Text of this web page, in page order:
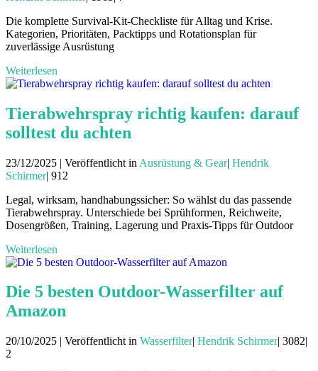
Die komplette Survival-Kit-Checkliste für Alltag und Krise.
Kategorien, Prioritäten, Packtipps und Rotationsplan für
zuverlässige Ausrüstung
Weiterlesen
Tierabwehrspray richtig kaufen: darauf
solltest du achten
23/12/2025 | Veröffentlicht in Ausrüstung & Gear| Hendrik
Schirmer| 912
Legal, wirksam, handhabungssicher: So wählst du das passende
Tierabwehrspray. Unterschiede bei Sprühformen, Reichweite,
Dosengrößen, Training, Lagerung und Praxis-Tipps für Outdoor
Weiterlesen
Die 5 besten Outdoor-Wasserfilter auf
Amazon
20/10/2025 | Veröffentlicht in Wasserfilter| Hendrik Schirmer| 3082|
2